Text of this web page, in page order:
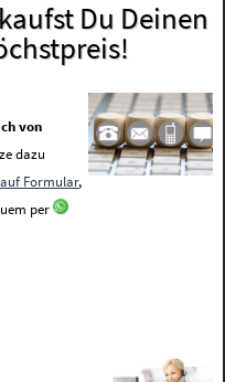
Du Deinen
von
dazu
Formular,
per